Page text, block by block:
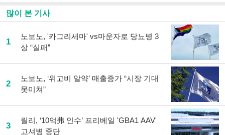
많이 본 기사
1
노보노, '카그리세마' vs마운자로 당뇨병 3
상 “실패”
2
노보노, ‘위고비 알약’ 매출증가 “시장 기대
못미쳐”
3
릴리, ‘10억弗 인수’ 프리베일 'GBA1 AAV'
고셔병 중단